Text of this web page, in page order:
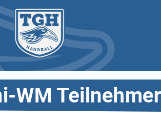
WM Teilnehmer